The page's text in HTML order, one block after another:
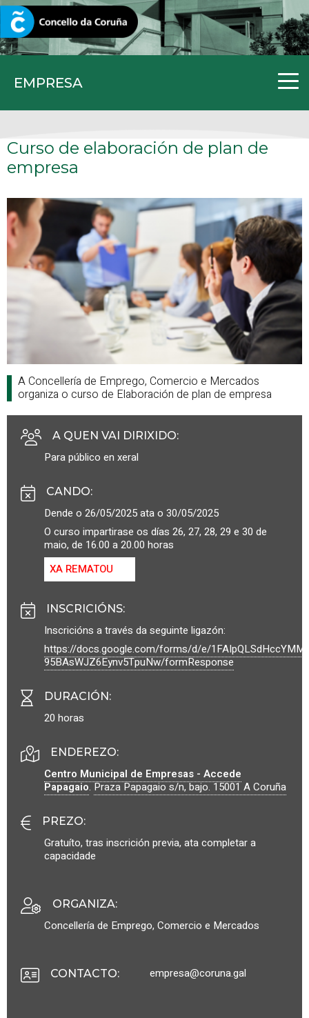
EMPRESA
CORUNA.GAL
Curso de elaboración de plan de
empresa
A Concellería de Emprego, Comercio e Mercados
organiza o curso de Elaboración de plan de empresa
A QUEN VAI DIRIXIDO:
Para público en xeral
CANDO:
Dende o 26/05/2025 ata o 30/05/2025
O curso impartirase os días 26, 27, 28, 29 e 30 de
maio, de 16.00 a 20.00 horas
XA REMATOU
INSCRICIÓNS:
Inscricións a través da seguinte ligazón:
https://docs.google.com/forms/d/e/
95BAsWJZ6Eynv5TpuNw/formResponse
DURACIÓN:
20 horas
ENDEREZO:
Centro Municipal de Empresas - Accede
Papagaio.Praza Papagaio s/n, bajo.15001A Coruña
PREZO:
Gratuíto, tras inscrición previa, ata completar a
capacidade
ORGANIZA:
Concellería de Emprego, Comercio e Mercados
CONTACTO: empresa@coruna.gal